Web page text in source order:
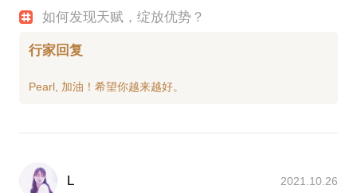
学员职业发展优势专家；北京大学心理系特邀优势讲
师；《中国妇女杂志》职场专家；同时也是圈外商学
院、领英、赤兔、网易课堂、馒头商学院、橙子学院
如何发现天赋，绽放优势？
行家回复
L 2021.10.26